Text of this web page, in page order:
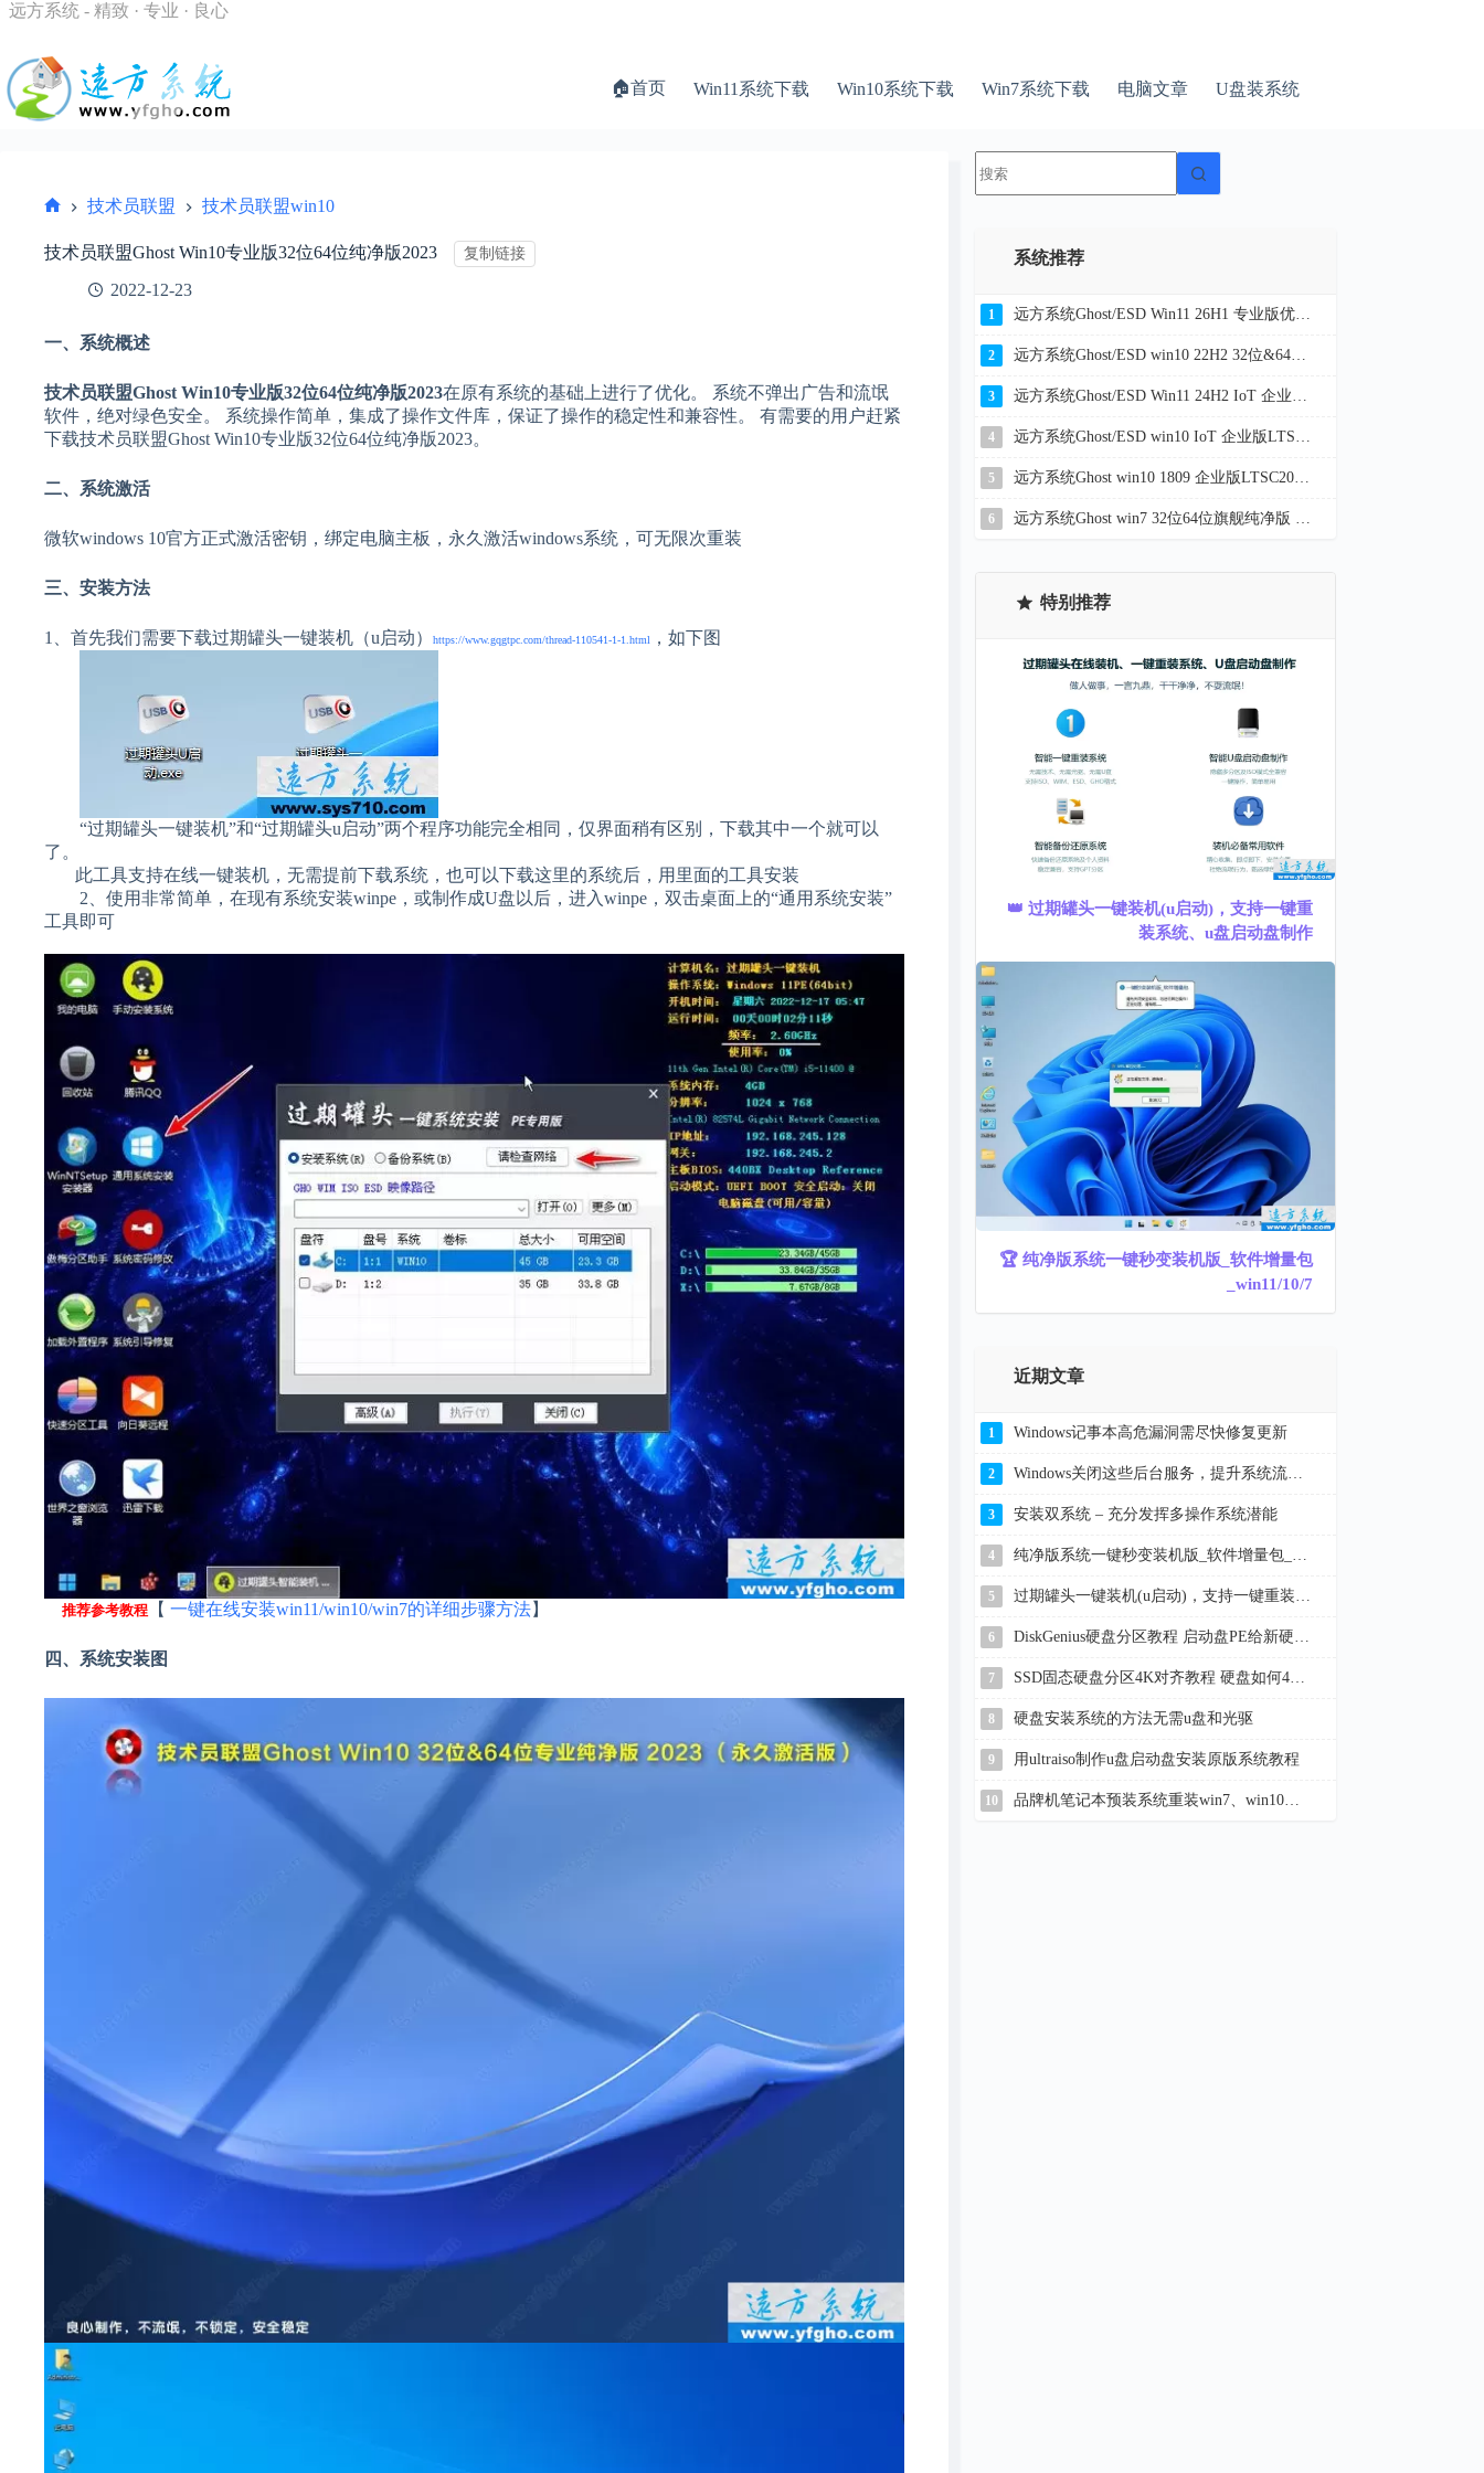
跳
容
远方系统 - 精致 · 专业 · 良心
🏠首页 Win11系统下载 Win10系统下载 Win7系统下载 电脑文章 U盘装系统
页
技术员联盟 技术员联盟win10
技术员联盟Ghost Win10专业版32位64位纯净版2023 复制链接
2022-12-23
一、系统概述
技术员联盟Ghost Win10专业版32位64位纯净版2023在原有系统的基础上进行了优化。 系统不弹出广告和流氓
软件，绝对绿色安全。 系统操作简单，集成了操作文件库，保证了操作的稳定性和兼容性。 有需要的用户赶紧
下载技术员联盟Ghost Win10专业版32位64位纯净版2023。
二、系统激活
微软windows 10官方正式激活密钥，绑定电脑主板，永久激活windows系统，可无限次重装
三、安装方法
1、首先我们需要下载过期罐头一键装机（u启动） https://www.gqgtpc.com/thread-110541-1-1.html ，如下图
“过期罐头一键装机”和“过期罐头u启动”两个程序功能完全相同，仅界面稍有区别，下载其中一个就可以
了。
此工具支持在线一键装机，无需提前下载系统，也可以下载这里的系统后，用里面的工具安装
2、使用非常简单，在现有系统安装winpe，或制作成U盘以后，进入winpe，双击桌面上的“通用系统安装”
工具即可
推荐参考教程 【 一键在线安装win11/win10/win7的详细步骤方法】
四、系统安装图
结
系统推荐
1 远方系统Ghost/ESD Win11 26H1 专业版优化纯净版 YR_C7
2 远方系统Ghost/ESD win10 22H2 32位&64位企业版纯净版YR_C20
3 远方系统Ghost/ESD Win11 24H2 IoT 企业版LTSC 纯净版YR_L116
4 远方系统Ghost/ESD win10 IoT 企业版LTSC 21H2 32位&64位纯净版YR_L9
5 远方系统Ghost win10 1809 企业版LTSC2019 32位&64位纯净版2026
6 远方系统Ghost win7 32位64位旗舰纯净版 YR_C22.7
特别推荐
👑 过期罐头一键装机(u启动)，支持一键重
装系统、u盘启动盘制作
🏆 纯净版系统一键秒变装机版_软件增量包
_win11/10/7
近期文章
1 Windows记事本高危漏洞需尽快修复更新
2
3 安装双系统 – 充分发挥多操作系统潜能
4
5
6
7
8 硬盘安装系统的方法无需u盘和光驱
9 用ultraiso制作u盘启动盘安装原版系统教程
10